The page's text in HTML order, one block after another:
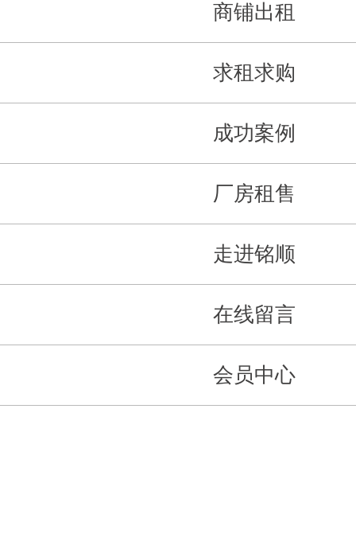
商铺出租
求租求购
成功案例
厂房租售
走进铭顺
在线留言
会员中心